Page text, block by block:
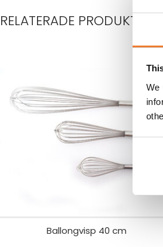
We
RELATERADE PRODUKTER
Ballongvisp 40 cm